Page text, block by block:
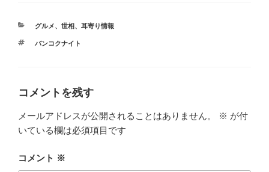
カ
ゴ
グルメ、 世相、 耳寄り情報
タ
バンコクナイト
コメントを残す
メールアドレスが公開されることはありません。 ※ が付
いている欄は必須項目です
コメント ※